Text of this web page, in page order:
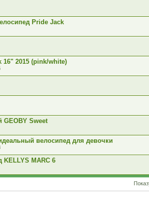
Pride Jack
16" 2015 (pink/white)
GEOBY Sweet
велосипед для девочки
KELLYS MARC 6